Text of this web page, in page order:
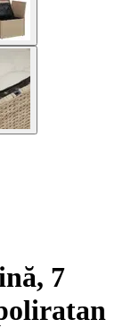
7